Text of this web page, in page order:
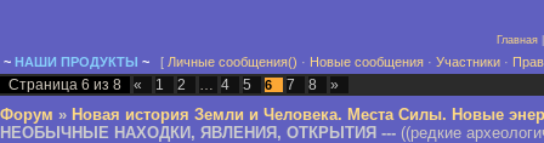
Главная
~ НАШИ ПРОДУКТЫ ~ [ Личные сообщения() · Новые сообщения · Участники ·
Страница 6 из 8 « 1 2 … 4 5 6 7 8 »
Форум » Новая история Земли и Человека. Места Силы. Новые
НЕОБЫЧНЫЕ НАХОДКИ, ЯВЛЕНИЯ, ОТКРЫТИЯ --- ((редкие